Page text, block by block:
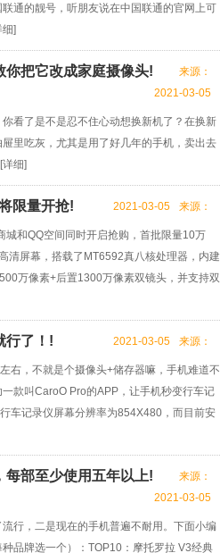
通的靓号，听朋友说在中国联通的官网上可
细]
你把它改成家庭摄像头!
来源：
2021-03-05
看了是不是忍不住心动想换新机了？在换新
里吃灰，尤其是用了好几年的手机，卖出去
详细]
限量开抢! 来源：
2021-03-05
和QQ空间同时开启抢购，首批限量10万
清屏幕，搭载了MT6592真八核处理器，内建
万像素+后置1300万像素双镜头，并支持双
行了！! 来源：
2021-03-05
右，不就是个摄像头+储存器嘛，手机难道不
款叫CaroO Pro的APP，让手机秒变行车记
车记录仪屏幕分辨率为854X480，而目前安
每部至少使用五年以上!
来源：
2021-03-05
行，二是现在的手机普遍不耐用。下面小编
品牌选一个）：TOP10：摩托罗拉 V3经典